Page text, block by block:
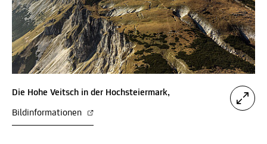
Die Hohe Veitsch in der Hochsteiermark,
Bildinformationen